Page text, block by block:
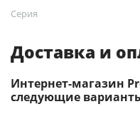
Серия
Доставка и
Интернет-магазин
следующие